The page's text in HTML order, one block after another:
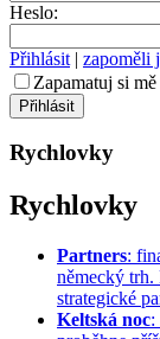
Heslo:
Přihlásit | zapoměli
Zapamatuj si mě
Rychlovky
Rychlovky
Partners:
německý trh.
strategické
Keltská noc: